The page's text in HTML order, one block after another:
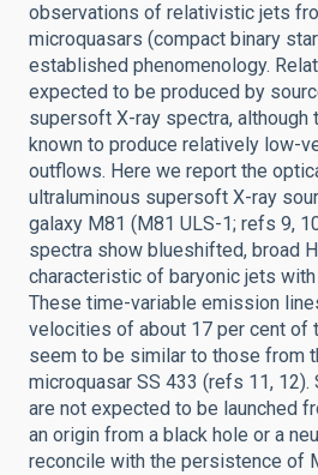
observations of relativistic jets
microquasars (compact binary
established phenomenology.
expected to be produced by
supersoft X-ray spectra,
known to produce relatively low-
outflows. Here we report the
ultraluminous supersoft X-ray
galaxy M81 (M81 ULS-1; refs 9,
spectra show blueshifted, broad
characteristic of baryonic jets
These time-variable emission
velocities of about 17 per cent of
seem to be similar to those from
microquasar SS 433 (refs 11,
are not expected to be launched
an origin from a black hole or a
reconcile with the persistence of